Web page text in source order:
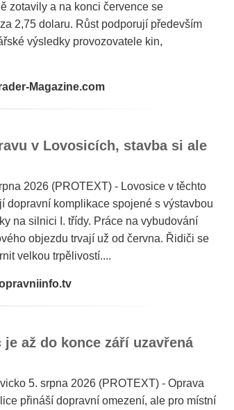
zotavily a na konci července se
2,75 dolaru. Růst podporují především
výsledky provozovatele kin,
Magazine.com
v Lovosicích, stavba si ale
2026 (PROTEXT) - Lovosice v těchto
dopravní komplikace spojené s výstavbou
na silnici I. třídy. Práce na vybudování
objezdu trvají už od června. Řidiči se
velkou trpělivostí....
až do konce září uzavřená
5. srpna 2026 (PROTEXT) - Oprava
přináší dopravní omezení, ale pro místní